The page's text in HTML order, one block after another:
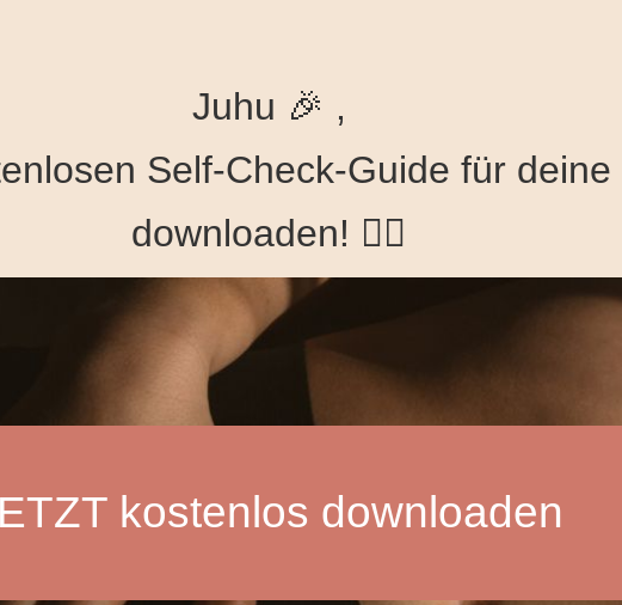
Juhu 🎉 ,
Self-Check-Guide für
downloaden! 👇🏻
kostenlos downloaden